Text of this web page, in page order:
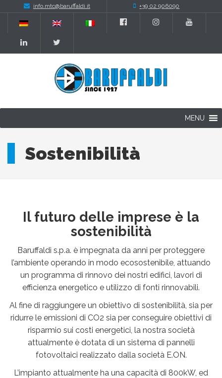
info.mtc@baruffaldi.it +39 02 906090
MENU
Sostenibilità
Il futuro delle imprese è la
sostenibilità
Baruffaldi s.p.a. è impegnata da anni per proteggere
l’ambiente operando in modo ecosostenibile, attuando
un programma di rinnovo dei nostri edifici, lavori di
efficienza energetico e utilizzo di fonti rinnovabili.
Al fine di raggiungere un obiettivo di sostenibilità, sia per
ridurre le emissioni di CO2 sia per conseguire obiettivi di
risparmio sui costi energetici, la nostra società
attualmente è dotata di un sistema di pannelli
fotovoltaici realizzato dalla società E.ON.
L’impianto attualmente ha una capacità di 800kW, ed